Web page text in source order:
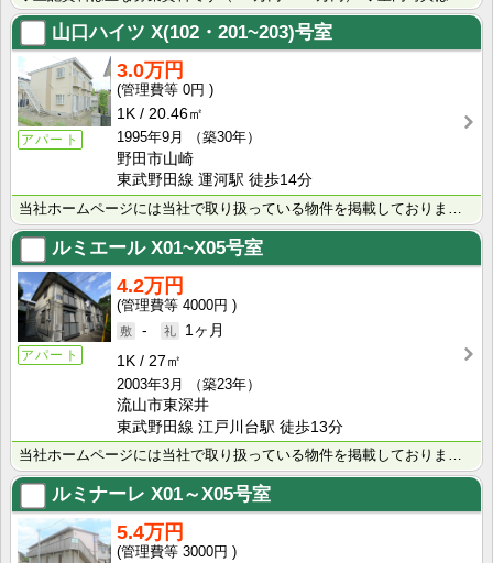
山口ハイツ X(102・201~203)号室
アパート
3.0万円
0円
1K
20.46㎡
1995年9月
（築30年）
野田市山崎
東武野田線 運河駅 徒歩14分
当社ホームページには当社で取り扱っている物件を掲載しております。 現在の募集状況に関しては、スタッフ･･･
ルミエールX01~X05号室
アパート
4.2万円
4000円
-
1ヶ月
1K
27㎡
2003年3月
（築23年）
流山市東深井
東武野田線 江戸川台駅 徒歩13分
当社ホームページには当社で取り扱っている物件を掲載しております。 現在の募集状況に関しては、スタッフ･･･
ルミナーレ X01～X05号室
5.4万円
3000円